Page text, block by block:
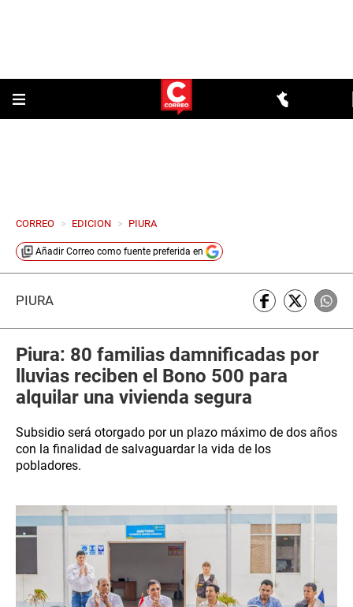
CORREO > EDICION > PIURA
Añadir Correo como fuente preferida en
PIURA
Piura: 80 familias damnificadas por
lluvias reciben el Bono 500 para
alquilar una vivienda segura
Subsidio será otorgado por un plazo máximo de dos años
con la finalidad de salvaguardar la vida de los
pobladores.